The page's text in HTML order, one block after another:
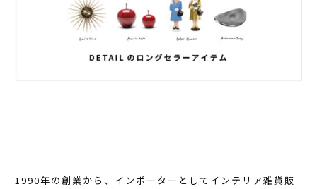
1990年の創業から、インポーターとしてインテリア雑貨販